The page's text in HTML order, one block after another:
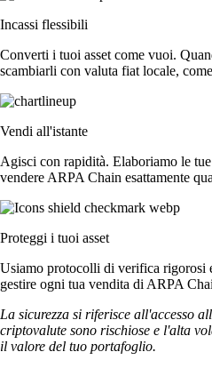
Incassi flessibili
Converti i tuoi asset come vuoi.
scambiarli con valuta fiat locale,
Vendi all'istante
Agisci con rapidità. Elaboriamo le
vendere ARPA Chain esattamente
Proteggi i tuoi asset
Usiamo protocolli di verifica rigorosi
gestire ogni tua vendita di ARPA
La sicurezza si riferisce all'accesso
criptovalute sono rischiose e l'alta
il valore del tuo portafoglio.